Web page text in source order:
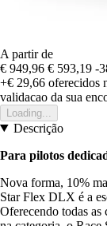
A partir de
€ 949,96 € 593,19 -
+€ 29,66 oferecidos
validacao da sua
Loading...
Descrição
Para pilotos
Nova forma, 10%
Star Flex DLX é a
Oferecendo todas as